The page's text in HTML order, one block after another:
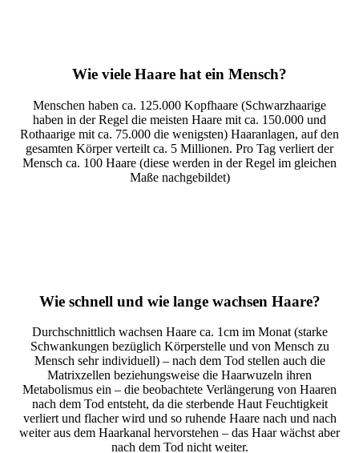
Wie viele Haare hat ein Mensch?
Menschen haben ca. 125.000 Kopfhaare (Schwarzhaarige
haben in der Regel die meisten Haare mit ca. 150.000 und
Rothaarige mit ca. 75.000 die wenigsten) Haaranlagen, auf den
gesamten Körper verteilt ca. 5 Millionen. Pro Tag verliert der
Mensch ca. 100 Haare (diese werden in der Regel im gleichen
Maße nachgebildet)
Wie schnell und wie lange wachsen Haare?
Durchschnittlich wachsen Haare ca. 1cm im Monat (starke
Schwankungen bezüglich Körperstelle und von Mensch zu
Mensch sehr individuell) – nach dem Tod stellen auch die
Matrixzellen beziehungsweise die Haarwuzeln ihren
Metabolismus ein – die beobachtete Verlängerung von Haaren
nach dem Tod entsteht, da die sterbende Haut Feuchtigkeit
verliert und flacher wird und so ruhende Haare nach und nach
weiter aus dem Haarkanal hervorstehen – das Haar wächst aber
nach dem Tod nicht weiter.